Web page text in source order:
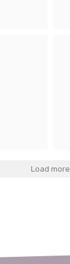
Load more